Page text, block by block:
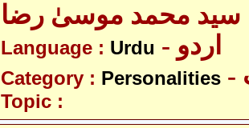
سید محمد موسیٰ رضا
Language : Urdu - اردو
Category : Personalities
Topic :